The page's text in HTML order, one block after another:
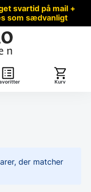
svartid på mail +
som sædvanligt
Kurv
der matcher